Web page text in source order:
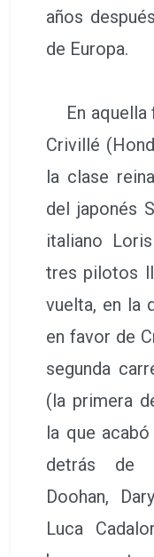
años
de Europa.
En aquella
Crivillé
la clase
del japonés
italiano
tres pilotos
vuelta, en la
en favor de
segunda
(la primera
la que
detrás de
Doohan,
Luca